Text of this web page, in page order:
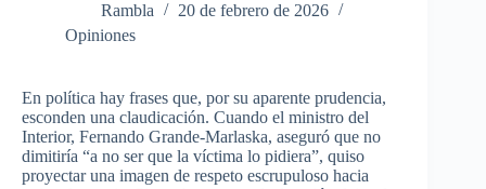
Rambla
20 de febrero de 2026
Opiniones
En política hay frases que, por su aparente prudencia,
esconden una claudicación. Cuando el ministro del
Interior, Fernando Grande-Marlaska, aseguró que no
dimitiría “a no ser que la víctima lo pidiera”, quiso
proyectar una imagen de respeto escrupuloso hacia